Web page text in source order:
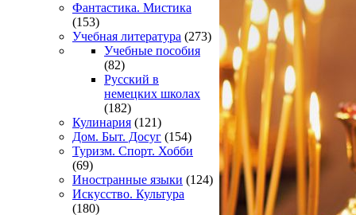
Фантастика. Мистика
(153)
Учебная литература (273)
Учебные пособия
(82)
Русский в
немецких школах
(182)
Кулинария (121)
Дом. Быт. Досуг (154)
Туризм. Спорт. Хобби
(69)
Иностранные языки (124)
Искусство. Культура
(180)